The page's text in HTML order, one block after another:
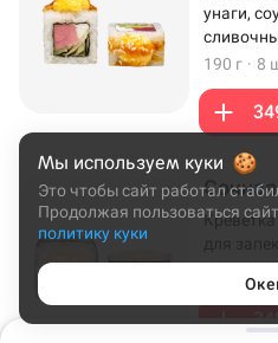
унаги,
190 г · 8
Креветка
Мы используем куки
Это чтобы сайт работал
Продолжая пользоваться
политику куки